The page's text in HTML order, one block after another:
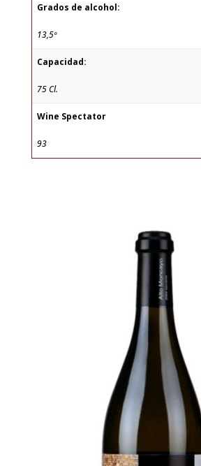
Grados de alcohol:
13,5º
Capacidad:
75 Cl.
Wine Spectator
93